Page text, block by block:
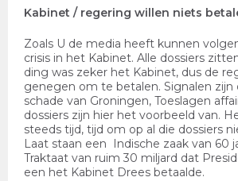
Kabinet / regering willen niets
Zoals U de media heeft kunnen
crisis in het Kabinet. Alle dossiers
ding was zeker het Kabinet, dus de
genegen om te betalen. Signalen zijn
schade van Groningen, Toeslagen
dossiers zijn hier het voorbeeld van.
steeds tijd, tijd om op al die dossiers
Laat staan een Indische zaak van 60
Traktaat van ruim 30 miljard dat
een het Kabinet Drees betaalde.